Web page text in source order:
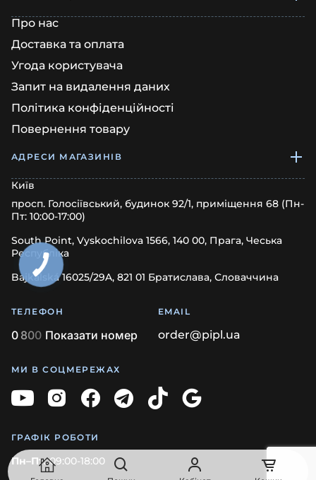
Про нас
Доставка та оплата
Угода користувача
Запит на видалення даних
Політика конфіденційності
Повернення товару
АДРЕСИ МАГАЗИНІВ
Київ
просп. Голосіївський, будинок 92/1, приміщення 68 (Пн-
Пт: 10:00-17:00)
South Point, Vyskochilova 1566, 140 00, Прага, Чеська
Республіка
Bajkalská 16025/29A, 821 01 Братислава, Словаччина
ТЕЛЕФОН
0 800 Показати номер
EMAIL
order@pipl.ua
МИ В СОЦМЕРЕЖАХ
ГРАФІК РОБОТИ
Пн–Пт:09:00-18:00